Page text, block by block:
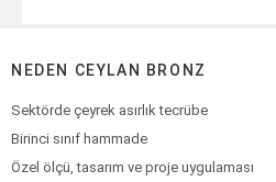
NEDEN CEYLAN BRONZ
Sektörde çeyrek asırlık tecrübe
Birinci sınıf hammade
Özel ölçü, tasarım ve proje uygulaması